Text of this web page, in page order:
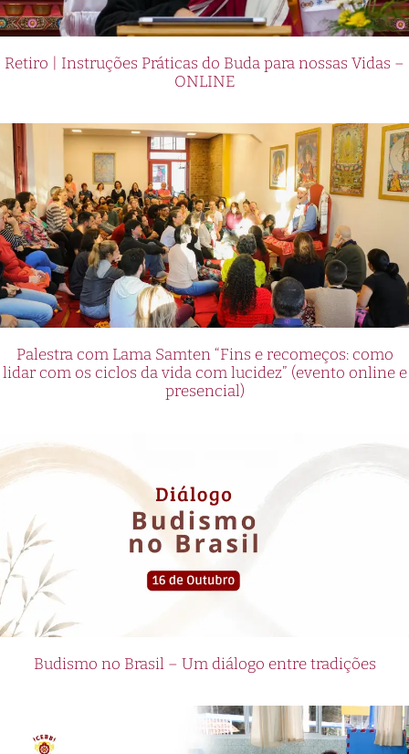
Retiro | Instruções Práticas do Buda para nossas Vidas –
ONLINE
Palestra com Lama Samten “Fins e recomeços: como
lidar com os ciclos da vida com lucidez” (evento online e
presencial)
Budismo no Brasil – Um diálogo entre tradições